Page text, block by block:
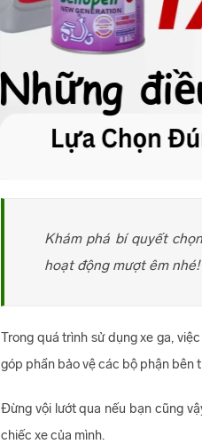
Khám phá bí quyết
hoạt động mượt êm nhé!
Trong quá trình sử dụng xe ga,
góp phần bảo vệ các bộ phận bên
Đừng vội lướt qua nếu bạn cũng
chiếc xe của mình.